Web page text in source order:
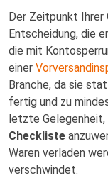
Der Zeitpunkt
Entscheidung, die
die mit
einer
Branche, da sie
fertig und zu
letzte Gelegenheit,
Checkliste
Waren verladen
verschwindet.